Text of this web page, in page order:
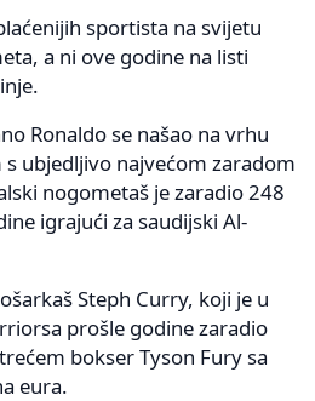
sportista na svijetu
a ni ove godine na listi
Ronaldo se našao na vrhu
ubjedljivo najvećom zaradom
nogometaš je zaradio 248
igrajući za saudijski Al-
Steph Curry, koji je u
prošle godine zaradio
bokser Tyson Fury sa
eura.